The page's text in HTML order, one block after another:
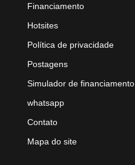
Financiamento
Hotsites
Política de privacidade
Postagens
Simulador de financiamento
whatsapp
Contato
Mapa do site